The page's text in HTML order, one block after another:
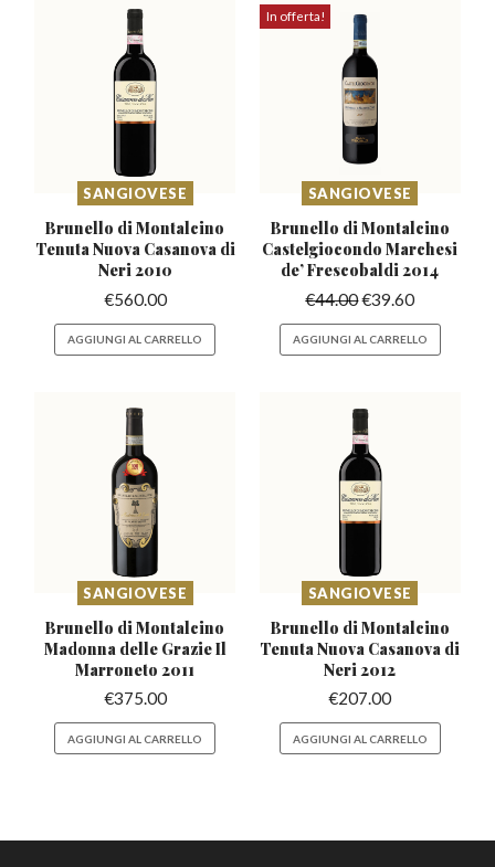
SANGIOVESE
Brunello di Montalcino
Tenuta Nuova Casanova di
Neri 2010
€560.00
AGGIUNGI AL CARRELLO
In offerta!
SANGIOVESE
Brunello di Montalcino
CastelgiocondoMarchesi
de’ Frescobaldi 2014
€44.00€39.60
AGGIUNGI AL CARRELLO
SANGIOVESE
Brunello di Montalcino
Madonna delle Grazie Il
Marroneto 2011
€375.00
AGGIUNGI AL CARRELLO
SANGIOVESE
Brunello di Montalcino
TenutaNuova Casanova di
Neri 2012
€207.00
AGGIUNGI AL CARRELLO